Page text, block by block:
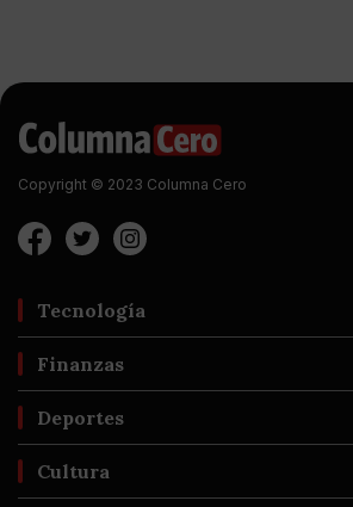
Copyright © 2023 Columna Cero
Tecnología
Finanzas
Deportes
Cultura